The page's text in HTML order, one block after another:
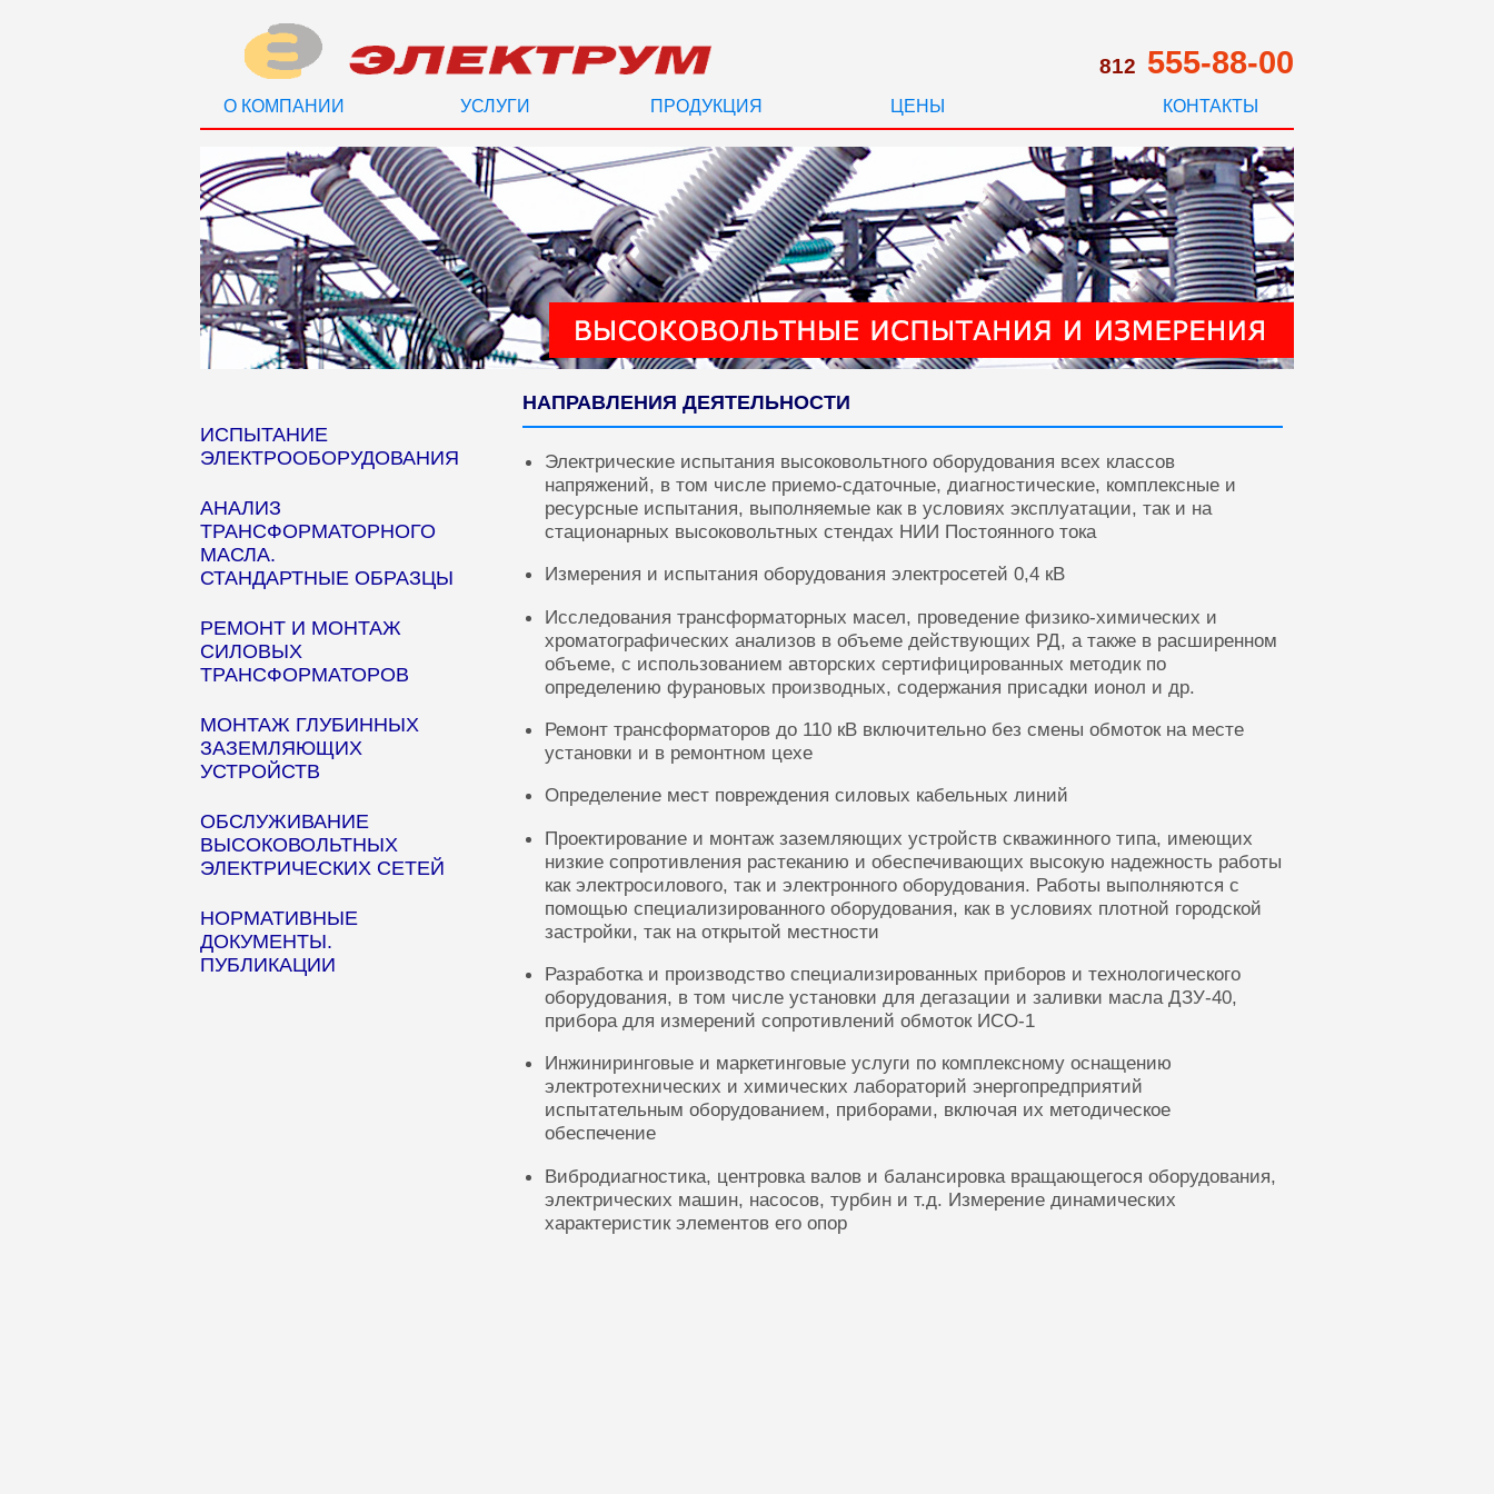
812 555-88-00
О КОМПАНИИ УСЛУГИ ПРОДУКЦИЯ ЦЕНЫ КОНТАКТЫ
ИСПЫТАНИЕ
ЭЛЕКТРООБОРУДОВАНИЯ
АНАЛИЗ
ТРАНСФОРМАТОРНОГО
МАСЛА.
СТАНДАРТНЫЕ ОБРАЗЦЫ
РЕМОНТ И МОНТАЖ
СИЛОВЫХ
ТРАНСФОРМАТОРОВ
МОНТАЖ ГЛУБИННЫХ
ЗАЗЕМЛЯЮЩИХ
УСТРОЙСТВ
ОБСЛУЖИВАНИЕ
ВЫСОКОВОЛЬТНЫХ
ЭЛЕКТРИЧЕСКИХ СЕТЕЙ
НОРМАТИВНЫЕ
ДОКУМЕНТЫ.
ПУБЛИКАЦИИ
НАПРАВЛЕНИЯ ДЕЯТЕЛЬНОСТИ
Электрические испытания высоковольтного оборудования всех классов
напряжений, в том числе приемо-сдаточные, диагностические, комплексные и
ресурсные испытания, выполняемые как в условиях эксплуатации, так и на
стационарных высоковольтных стендах НИИ Постоянного тока
Измерения и испытания оборудования электросетей 0,4 кВ
Исследования трансформаторных масел, проведение физико-химических и
хроматографических анализов в объеме действующих РД, а также в расширенном
объеме, с использованием авторских сертифицированных методик по
определению фурановых производных, содержания присадки ионол и др.
Ремонт трансформаторов до 110 кВ включительно без смены обмоток на месте
установки и в ремонтном цехе
Определение мест повреждения силовых кабельных линий
Проектирование и монтаж заземляющих устройств скважинного типа, имеющих
низкие сопротивления растеканию и обеспечивающих высокую надежность работы
как электросилового, так и электронного оборудования. Работы выполняются с
помощью специализированного оборудования, как в условиях плотной городской
застройки, так на открытой местности
Разработка и производство специализированных приборов и технологического
оборудования, в том числе установки для дегазации и заливки масла ДЗУ-40,
прибора для измерений сопротивлений обмоток ИСО-1
Инжиниринговые и маркетинговые услуги по комплексному оснащению
электротехнических и химических лабораторий энергопредприятий
испытательным оборудованием, приборами, включая их методическое
обеспечение
Вибродиагностика, центровка валов и балансировка вращающегося оборудования,
электрических машин, насосов, турбин и т.д. Измерение динамических
характеристик элементов его опор